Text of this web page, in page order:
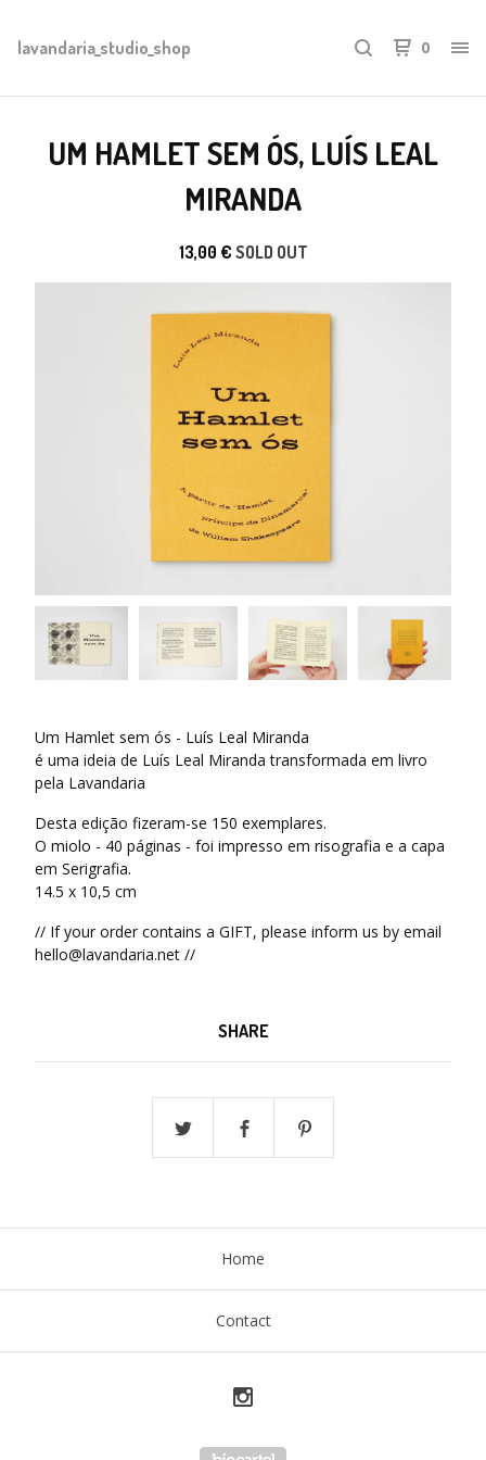
lavandaria_studio_shop 0
UM HAMLET SEM ÓS, LUÍS LEAL
MIRANDA
13,00 € SOLD OUT
Um Hamlet sem ós - Luís Leal Miranda
é uma ideia de Luís Leal Miranda transformada em livro
pela Lavandaria
Desta edição fizeram-se 150 exemplares.
O miolo - 40 páginas - foi impresso em risografia e a capa
em Serigrafia.
14.5 x 10,5 cm
// If your order contains a GIFT, please inform us by email
hello@lavandaria.net //
SHARE
Home
Contact